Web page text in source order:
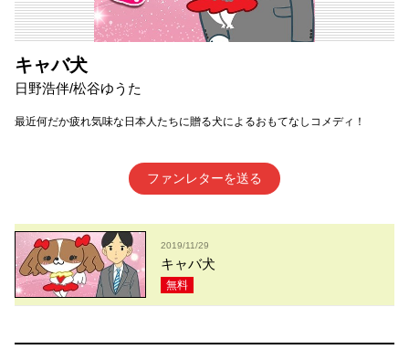
キャバ犬
日野浩伴/松谷ゆうた
最近何だか疲れ気味な日本人たちに贈る犬によるおもてなしコメディ！
ファンレターを送る
2019/11/29
キャバ犬
無料